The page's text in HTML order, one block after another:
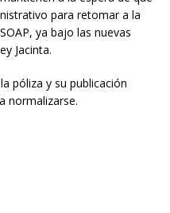
para retomar a la
ya bajo las nuevas
Jacinta.
póliza y su publicación
normalizarse.